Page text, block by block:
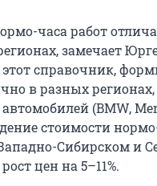
часа работ
замечает
справочник,
в разных
(BMW,
стоимости
Сибирском и
цен на 5–11%.